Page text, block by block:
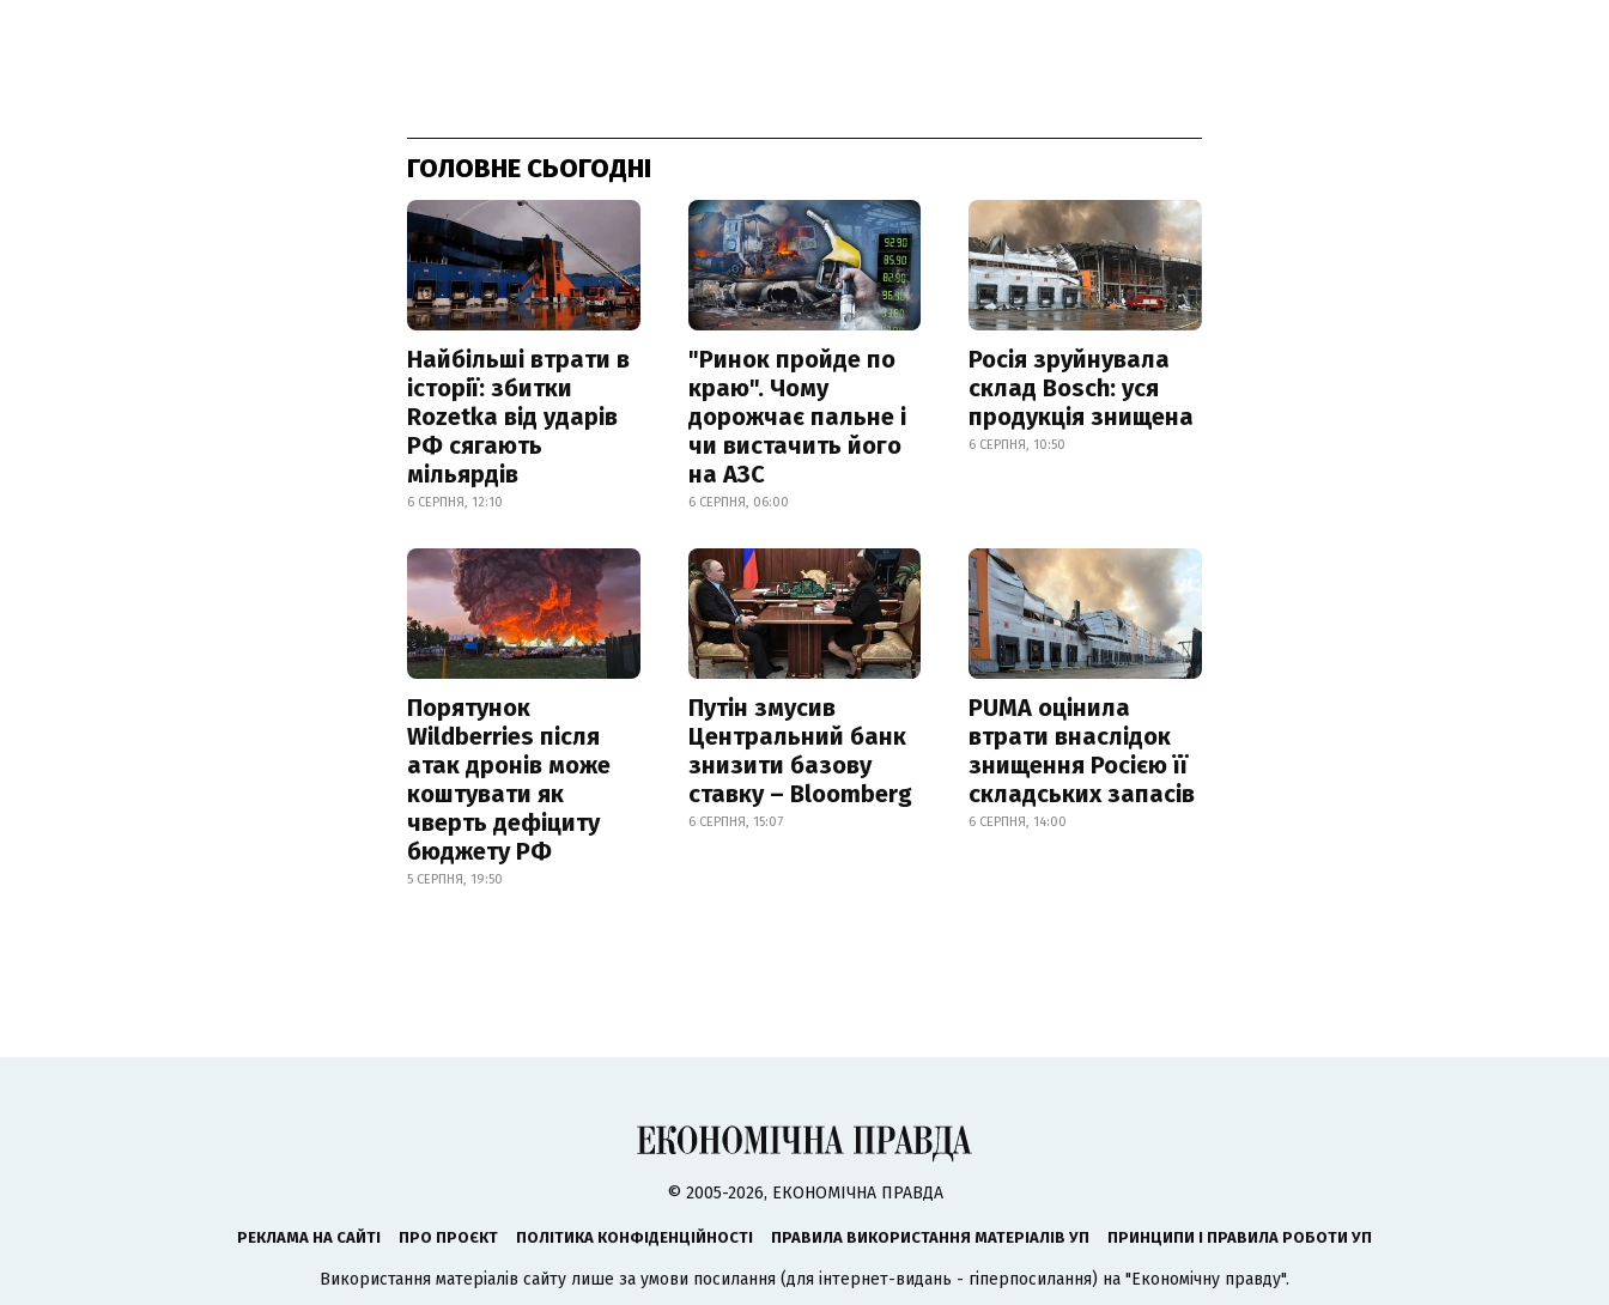
ГОЛОВНЕ СЬОГОДНІ
Найбільші втрати в
історії: збитки
Rozetka від ударів
РФ сягають
мільярдів
6 СЕРПНЯ, 12:10
"Ринок пройде по
краю". Чому
дорожчає пальне і
чи вистачить його
на АЗС
6 СЕРПНЯ, 06:00
Росія зруйнувала
склад Bosch: уся
продукція знищена
6 СЕРПНЯ, 10:50
Порятунок
Wildberries після
атак дронів може
коштувати як
чверть дефіциту
бюджету РФ
5 СЕРПНЯ, 19:50
Путін змусив
Центральний банк
знизити базову
ставку – Bloomberg
6 СЕРПНЯ, 15:07
PUMA оцінила
втрати внаслідок
знищення Росією її
складських запасів
6 СЕРПНЯ, 14:00
© 2005-2026, ЕКОНОМІЧНА ПРАВДА
РЕКЛАМА НА САЙТІ ПРО ПРОЄКТ ПОЛІТИКА КОНФІДЕНЦІЙНОСТІ ПРАВИЛА ВИКОРИСТАННЯ МАТЕРІАЛІВ УП ПРИНЦИПИ І ПРАВИЛА РОБОТИ УП
Використання матеріалів сайту лише за умови посилання (для інтернет-видань - гіперпосилання) на "Економічну правду".